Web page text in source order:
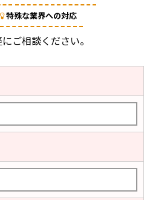
特殊な業界への対応
ご相談ください。